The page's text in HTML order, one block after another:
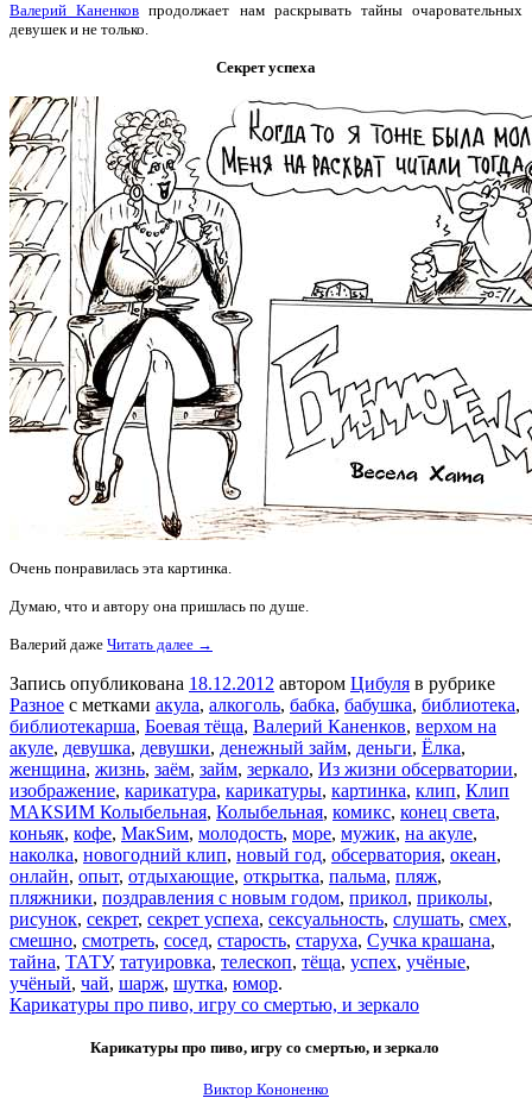
Валерий Каненков продолжает нам раскрывать тайны очаровательных
девушек и не только.
Секрет успеха
Очень понравилась эта картинка.
Думаю, что и автору она пришлась по душе.
Валерий даже Читать далее →
Запись опубликована 18.12.2012 автором Цибуля в рубрике
Разное с метками акула, алкоголь, бабка, бабушка, библиотека,
библиотекарша, Боевая тёща, Валерий Каненков, верхом на
акуле, девушка, девушки, денежный займ, деньги, Ёлка,
женщина, жизнь, заём, займ, зеркало, Из жизни обсерватории,
изображение, карикатура, карикатуры, картинка, клип, Клип
МАКSИМ Колыбельная, Колыбельная, комикс, конец света,
коньяк, кофе, МакSим, молодость, море, мужик, на акуле,
наколка, новогодний клип, новый год, обсерватория, океан,
онлайн, опыт, отдыхающие, открытка, пальма, пляж,
пляжники, поздравления с новым годом, прикол, приколы,
рисунок, секрет, секрет успеха, сексуальность, слушать, смех,
смешно, смотреть, сосед, старость, старуха, Сучка крашана,
тайна, ТАТУ, татуировка, телескоп, тёща, успех, учёные,
учёный, чай, шарж, шутка, юмор.
Карикатуры про пиво, игру со смертью, и зеркало
Карикатуры про пиво, игру со смертью, и зеркало
Виктор Кононенко